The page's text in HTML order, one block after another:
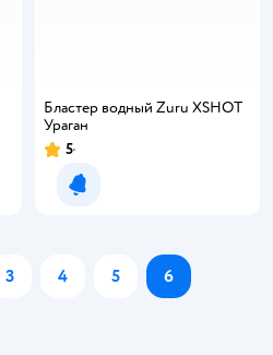
Бластер водный Zuru XSHOT
Ураган
5
Уведомить о появлении
3 4 5 6